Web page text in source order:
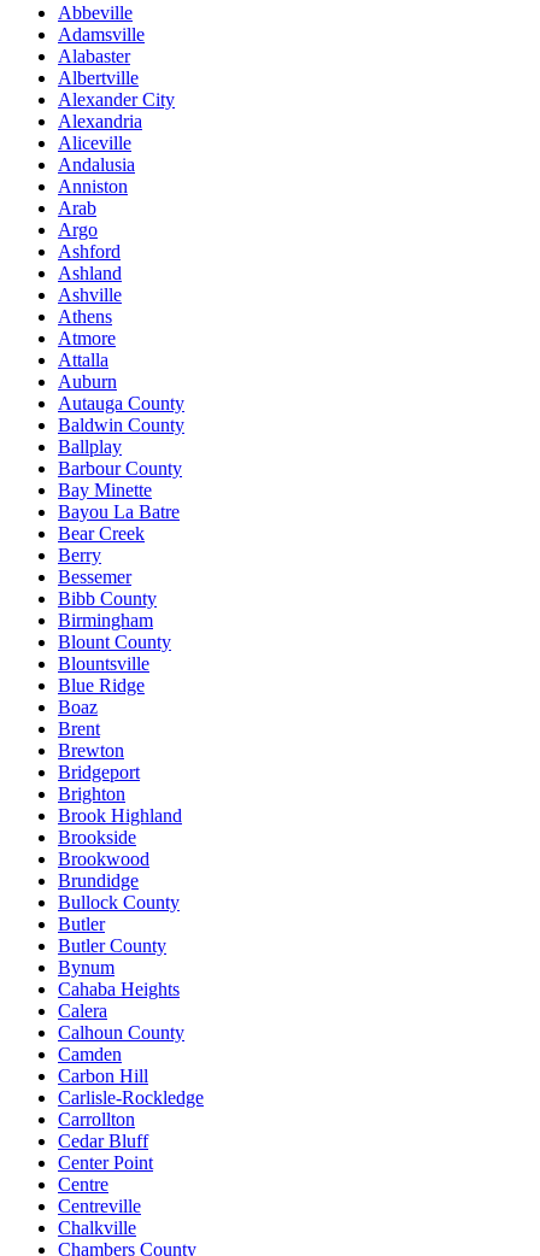
Abbeville
Adamsville
Alabaster
Albertville
Alexander City
Alexandria
Aliceville
Andalusia
Anniston
Arab
Argo
Ashford
Ashland
Ashville
Athens
Atmore
Attalla
Auburn
Autauga County
Baldwin County
Ballplay
Barbour County
Bay Minette
Bayou La Batre
Bear Creek
Berry
Bessemer
Bibb County
Birmingham
Blount County
Blountsville
Blue Ridge
Boaz
Brent
Brewton
Bridgeport
Brighton
Brook Highland
Brookside
Brookwood
Brundidge
Bullock County
Butler
Butler County
Bynum
Cahaba Heights
Calera
Calhoun County
Camden
Carbon Hill
Carlisle-Rockledge
Carrollton
Cedar Bluff
Center Point
Centre
Centreville
Chalkville
Chambers County